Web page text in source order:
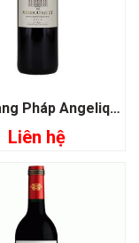
Rượu vang Pháp Angelique de Monbousquet
Liên hệ